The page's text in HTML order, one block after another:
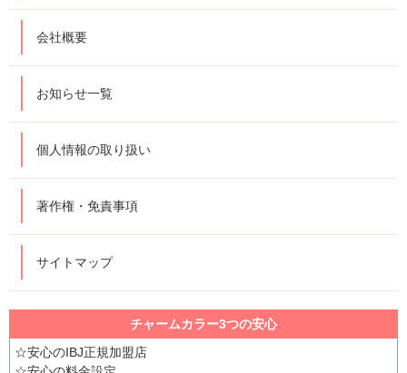
会社概要
お知らせ一覧
個人情報の取り扱い
著作権・免責事項
サイトマップ
チャームカラー3つの安心
☆安心のIBJ正規加盟店